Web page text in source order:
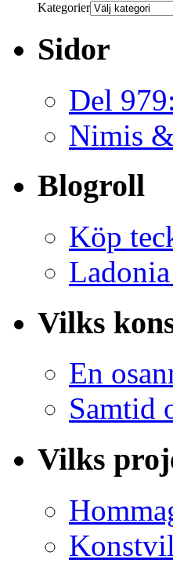
Kategorier
Sidor
Del
Nimis
Blogroll
Köp
Vilks
En
Samtid
Vilks